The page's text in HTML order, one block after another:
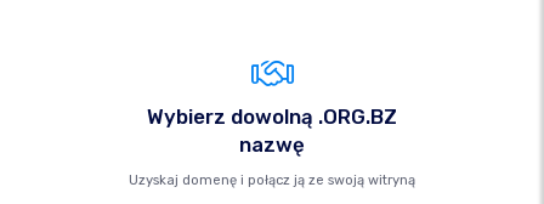
Wybierz dowolną .ORG.BZ
nazwę
Uzyskaj domenę i połącz ją ze swoją witryną